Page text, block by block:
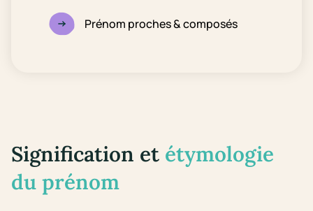
Prénom proches & composés
Signification et étymologie
du prénom